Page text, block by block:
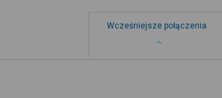
Wcześniejsze połączenia